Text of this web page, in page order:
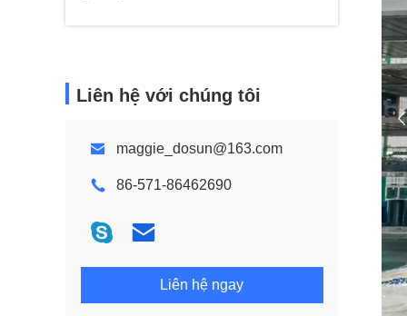
Liên hệ với chúng tôi
maggie_dosun@163.com
86-571-86462690
Liên hệ ngay